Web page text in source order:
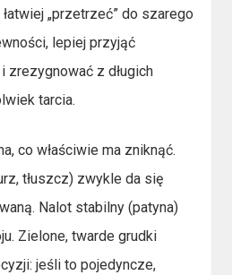
„przetrzeć” do szarego
lepiej przyjąć
zrezygnować z długich
tarcia.
co właściwie ma zniknąć.
tłuszcz) zwykle da się
Nalot stabilny (patyna)
Zielone, twarde grudki
jeśli to pojedyncze,